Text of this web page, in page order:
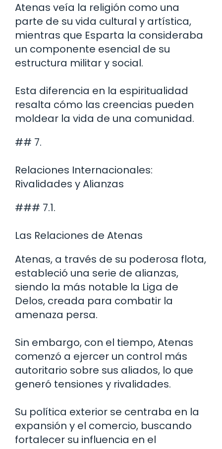
Atenas veía la religión como una
parte de su vida cultural y artística,
mientras que Esparta la consideraba
un componente esencial de su
estructura militar y social.
Esta diferencia en la espiritualidad
resalta cómo las creencias pueden
moldear la vida de una comunidad.
## 7.
Relaciones Internacionales:
Rivalidades y Alianzas
### 7.1.
Las Relaciones de Atenas
Atenas, a través de su poderosa flota,
estableció una serie de alianzas,
siendo la más notable la Liga de
Delos, creada para combatir la
amenaza persa.
Sin embargo, con el tiempo, Atenas
comenzó a ejercer un control más
autoritario sobre sus aliados, lo que
generó tensiones y rivalidades.
Su política exterior se centraba en la
expansión y el comercio, buscando
fortalecer su influencia en el